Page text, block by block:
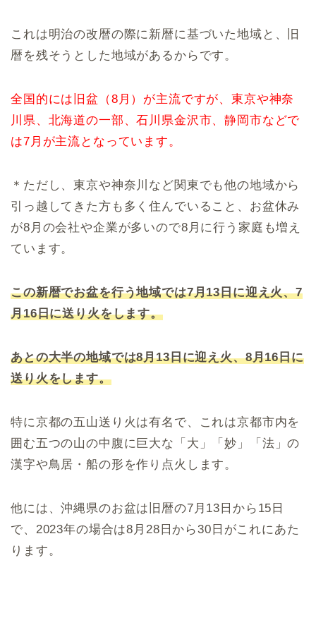
これは明治の改暦の際に新暦に基づいた地域と、旧
暦を残そうとした地域があるからです。
全国的には旧盆（8月）が主流ですが、東京や神奈
川県、北海道の一部、石川県金沢市、静岡市などで
は7月が主流となっています。
＊ただし、東京や神奈川など関東でも他の地域から
引っ越してきた方も多く住んでいること、お盆休み
が8月の会社や企業が多いので8月に行う家庭も増え
ています。
この新暦でお盆を行う地域では7月13日に迎え火、7
月16日に送り火をします。
あとの大半の地域では8月13日に迎え火、8月16日に
送り火をします。
特に京都の五山送り火は有名で、これは京都市内を
囲む五つの山の中腹に巨大な「大」「妙」「法」の
漢字や鳥居・船の形を作り点火します。
他には、沖縄県のお盆は旧暦の7月13日から15日
で、2023年の場合は8月28日から30日がこれにあた
ります。